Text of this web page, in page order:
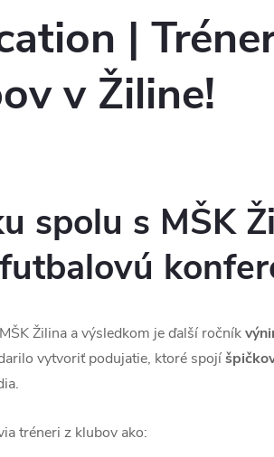
|
v Žiline!
spolu s MŠK
Žilina a výsledkom je ďalší ročník
vytvoriť podujatie, ktoré spojí
tréneri z klubov ako: